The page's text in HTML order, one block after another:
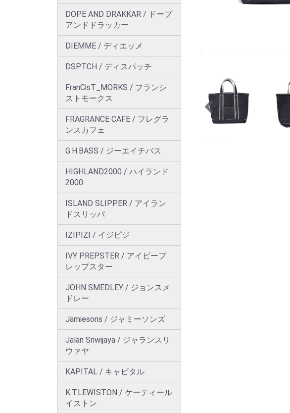
DOPE AND DRAKKAR / ドープ
アンドドラッカー
DIEMME / ディエッメ
DSPTCH / ディスパッチ
FranCisT_MORKS / フランシ
ストモークス
FRAGRANCE CAFE / フレグラ
ンスカフェ
G.H.BASS / ジーエイチバス
HIGHLAND2000 / ハイランド
2000
ISLAND SLIPPER / アイラン
ドスリッパ
IZIPIZI / イジピジ
IVY PREPSTER / アイビープ
レップスター
JOHN SMEDLEY / ジョンスメ
ドレー
Jamiesons / ジャミーソンズ
Jalan Sriwijaya / ジャランスリ
ウァヤ
KAPITAL / キャピタル
K.T.LEWISTON / ケーティール
イストン